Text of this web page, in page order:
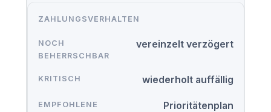
ZAHLUNGSVERHALTEN
vereinzelt verzögert
wiederholt auffällig
Prioritätenplan